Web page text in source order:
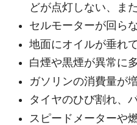
どが点灯しない、ま
セルモーターが回ら
地面にオイルが垂れ
白煙や黒煙が異常に
ガソリンの消費量が
タイヤのひび割れ、
スピードメーターや